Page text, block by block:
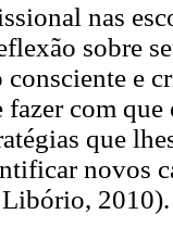
nas
sobre
consciente e
com
que
novos
2010).